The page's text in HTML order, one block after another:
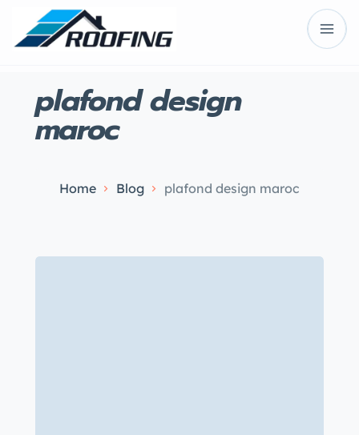
plafond design
maroc
Home Blog plafond design maroc